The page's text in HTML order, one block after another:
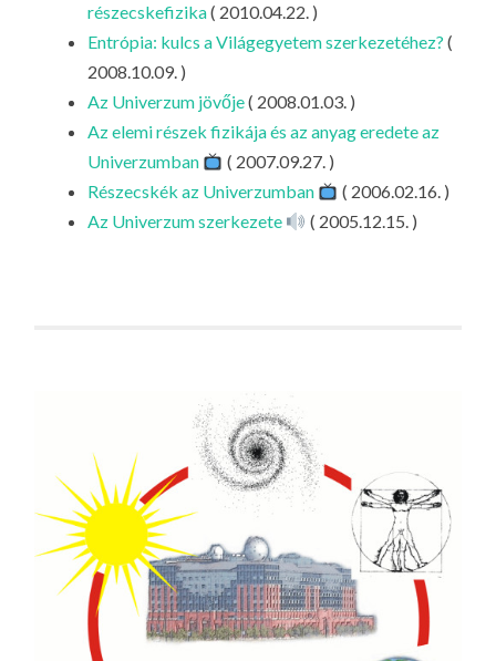
részecskefizika( 2010.04.22. )
Entrópia: kulcs a Világegyetem szerkezetéhez? (
2008.10.09. )
Az Univerzum jövője( 2008.01.03. )
Az elemi részek fizikája és az anyag eredete az
Univerzumban
( 2007.09.27. )
Részecskék az Univerzumban
( 2006.02.16. )
Az Univerzum szerkezete
( 2005.12.15. )